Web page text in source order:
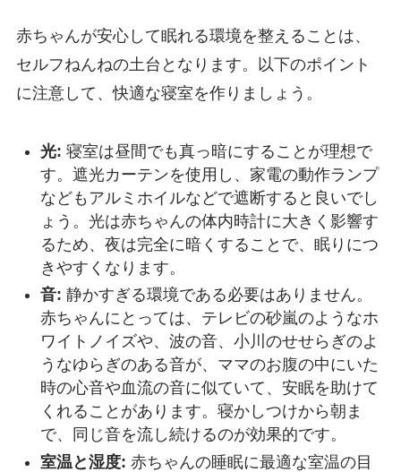
赤ちゃんが安心して眠れる環境を整えることは、
セルフねんねの土台となります。以下のポイント
に注意して、快適な寝室を作りましょう。
光: 寝室は昼間でも真っ暗にすることが理想で
す。遮光カーテンを使用し、家電の動作ランプ
などもアルミホイルなどで遮断すると良いでし
ょう。光は赤ちゃんの体内時計に大きく影響す
るため、夜は完全に暗くすることで、眠りにつ
きやすくなります。
音: 静かすぎる環境である必要はありません。
赤ちゃんにとっては、テレビの砂嵐のようなホ
ワイトノイズや、波の音、小川のせせらぎのよ
うなゆらぎのある音が、ママのお腹の中にいた
時の心音や血流の音に似ていて、安眠を助けて
くれることがあります。寝かしつけから朝ま
で、同じ音を流し続けるのが効果的です。
室温と湿度: 赤ちゃんの睡眠に最適な室温の目